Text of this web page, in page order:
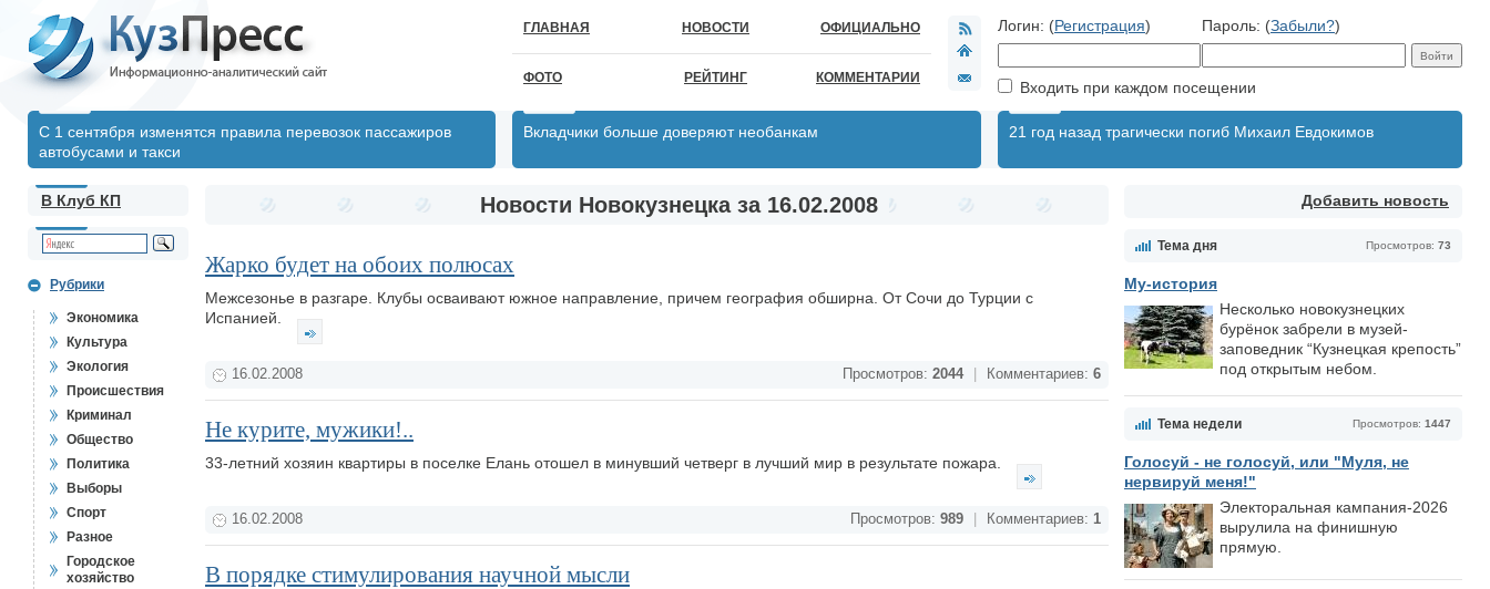
ГЛАВНАЯ НОВОСТИ ОФИЦИАЛЬНО
ФОТО РЕЙТИНГ КОММЕНТАРИИ
Логин: (Регистрация) Пароль: (Забыли?)
Входить при каждом посещении
С 1 сентября изменятся правила перевозок пассажиров
автобусами и такси
Вкладчики больше доверяют необанкам 21 год назад трагически погиб Михаил Евдокимов
Добавить новость
Просмотров: 73
Тема дня
Му-история
Несколько новокузнецких
бурёнок забрели в музей-
заповедник “Кузнецкая крепость”
под открытым небом.
Просмотров: 1447
Тема недели
Голосуй - не голосуй, или "Муля, не
нервируй меня!"
Электоральная кампания-2026
вырулила на финишную
прямую.
В Клуб КП
Рубрики
Экономика
Культура
Экология
Происшествия
Криминал
Общество
Политика
Выборы
Спорт
Разное
Городское
хозяйство
Новости Новокузнецка за 16.02.2008
Жарко будет на обоих полюсах
Межсезонье в разгаре. Клубы осваивают южное направление, причем география обширна. От Сочи до Турции с
Испанией.
16.02.2008 Просмотров: 2044 Комментариев: 6
Не курите, мужики!..
33-летний хозяин квартиры в поселке Елань отошел в минувший четверг в лучший мир в результате пожара.
16.02.2008 Просмотров: 989 Комментариев: 1
В порядке стимулирования научной мысли